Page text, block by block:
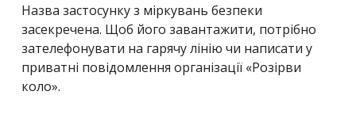
Назва застосунку з міркувань безпеки
засекречена. Щоб його завантажити, потрібно
зателефонувати на гарячу лінію чи написати у
приватні повідомлення організації «Розірви
коло».